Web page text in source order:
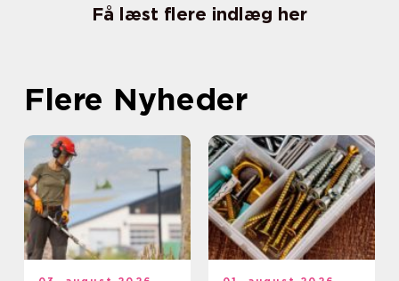
Få læst flere indlæg her
Flere Nyheder